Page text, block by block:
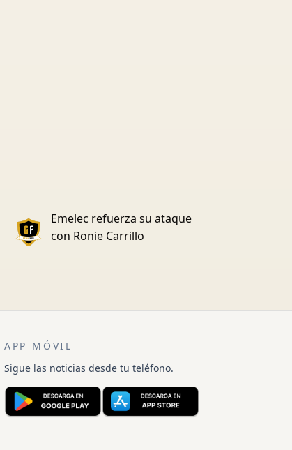
Emelec refuerza su ataque
con Ronie Carrillo
APP MÓVIL
Sigue las noticias desde tu teléfono.